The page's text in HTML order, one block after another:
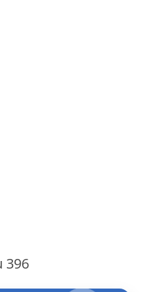
396